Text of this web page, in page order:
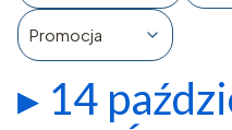
Promocja
Koniec filtrów
▸ 14